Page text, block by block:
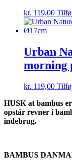
kr. 119,00
Urban
morning
kr. 119,00
HUSK at bambus
opstår revner i
indebrug.
BAMBUS